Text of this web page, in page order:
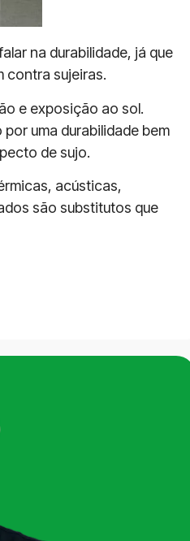
na durabilidade, já que
contra sujeiras.
e exposição ao sol.
uma durabilidade bem
de sujo.
acústicas,
são substitutos que